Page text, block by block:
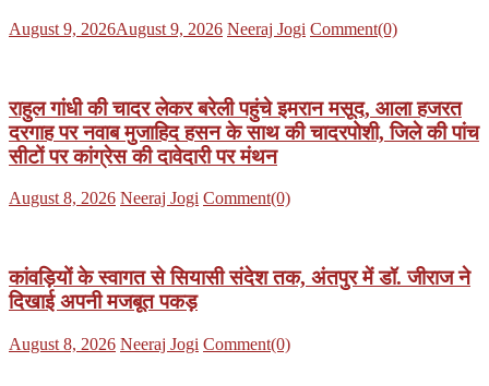
Posted
August 9, 2026August 9, 2026 Author
Neeraj Jogi Comment(0)
राहुल गांधी की चादर लेकर बरेली पहुंचे इमरान मसूद, आला हजरत
दरगाह पर नवाब मुजाहिद हसन के साथ की चादरपोशी, जिले की पांच
सीटों पर कांग्रेस की दावेदारी पर मंथन
Posted
August 8, 2026 Author
Neeraj Jogi Comment(0)
कांवड़ियों के स्वागत से सियासी संदेश तक, अंतपुर में डॉ. जीराज ने
दिखाई अपनी मजबूत पकड़
Posted
August 8, 2026 Author
Neeraj Jogi Comment(0)